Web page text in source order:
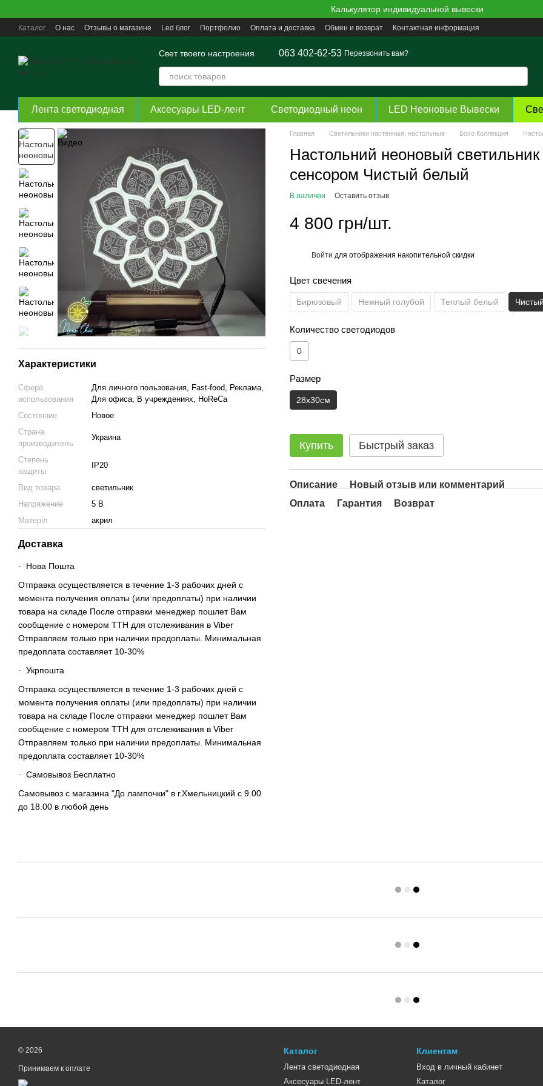
Калькулятор индивидуальной вывески
Каталог О нас Отзывы о магазине Led блог Портфолио Оплата и доставка Обмен и возврат
Контактная информация
Свет твоего настроения 063 402-62-53 Перезвонить вам?
Лента светодиодная Аксесуары LED-лент Светодиодный неон LED Неоновые Вывески
Характеристики
Сфера
использования
Для личного пользования, Fast-food, Реклама,
Для офиса, В учреждениях, HoReCa
Состояние
Новое
Страна
производитель
Украина
Степень
защиты
IP20
Вид товара
светильник
Напряжение
5 В
Матеріл
акрил
Доставка
·
Нова Пошта
Отправка осуществляется в течение 1-3 рабочих дней с
момента получения оплаты (или предоплаты) при наличии
товара на складе После отправки менеджер пошлет Вам
сообщение с номером ТТН для отслеживания в Viber
Отправляем только при наличии предоплаты. Минимальная
предоплата составляет 10-30%
·
Укрпошта
Отправка осуществляется в течение 1-3 рабочих дней с
момента получения оплаты (или предоплаты) при наличии
товара на складе После отправки менеджер пошлет Вам
сообщение с номером ТТН для отслеживания в Viber
Отправляем только при наличии предоплаты. Минимальная
предоплата составляет 10-30%
·
Самовывоз Бесплатно
Самовывоз с магазина "До лампочки" в г.Хмельницкий с 9.00
до 18.00 в любой день
Главная Светильники настенные, настольные Бохо Коллекция
Настольний неоновый
сенсором Чистый белый
В наличии Оставить отзыв
4 800 грн/шт.
Войти для отображения накопительной скидки
Цвет свечения
Бирюзовый Нежный голубой Теплый белый
Количество светодиодов
0
Размер
28х30см
Купить Быстрый заказ
Описание
Новый отзыв или комментарий
Оплата
Гарантия Возврат
© 2026
Принимаем к оплате
Каталог
Лента светодиодная
Аксесуары LED-лент
Клиентам
Вход в личный кабинет
Каталог